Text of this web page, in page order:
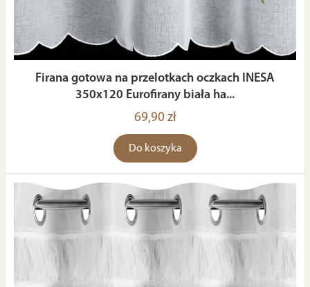
Firana gotowa na przelotkach oczkach INESA
350x120 Eurofirany biała ha...
69,90 zł
Do koszyka